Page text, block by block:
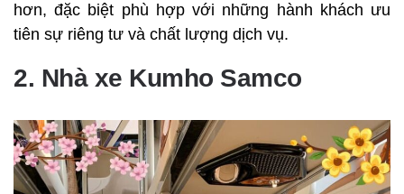
hơn, đặc biệt phù hợp với những hành khách ưu
tiên sự riêng tư và chất lượng dịch vụ.
2. Nhà xe Kumho Samco